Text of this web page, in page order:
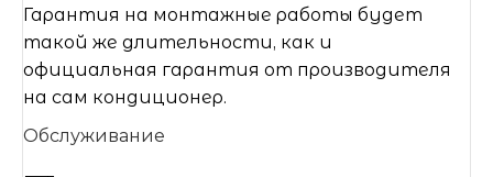
Гарантия на монтажные работы будет
такой же длительности, как и
официальная гарантия от производителя
на сам кондиционер.
Обслуживание